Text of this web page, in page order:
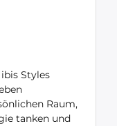
Styles
Raum,
tanken und